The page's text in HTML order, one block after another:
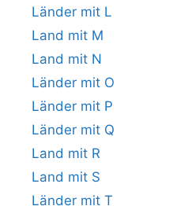
Länder mit L
Land mit M
Land mit N
Länder mit O
Länder mit P
Länder mit Q
Land mit R
Land mit S
Länder mit T